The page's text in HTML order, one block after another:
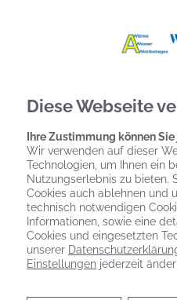
Diese Webseite
Ihre Zustimmung können
Wir verwenden auf dieser
Technologien, um Ihnen ein
Nutzungserlebnis zu bieten.
Cookies auch ablehnen und
technisch notwendigen
Informationen, sowie eine
Cookies und eingesetzten
unserer
Einstellungen jederzeit